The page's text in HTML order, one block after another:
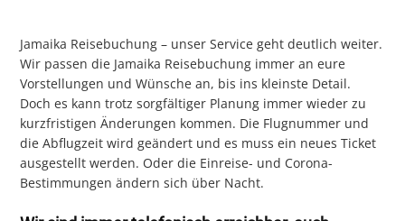
Jamaika Reisebuchung – unser Service geht deutlich weiter.
Wir passen die Jamaika Reisebuchung immer an eure
Vorstellungen und Wünsche an, bis ins kleinste Detail.
Doch es kann trotz sorgfältiger Planung immer wieder zu
kurzfristigen Änderungen kommen. Die Flugnummer und
die Abflugzeit wird geändert und es muss ein neues Ticket
ausgestellt werden. Oder die Einreise- und Corona-
Bestimmungen ändern sich über Nacht.